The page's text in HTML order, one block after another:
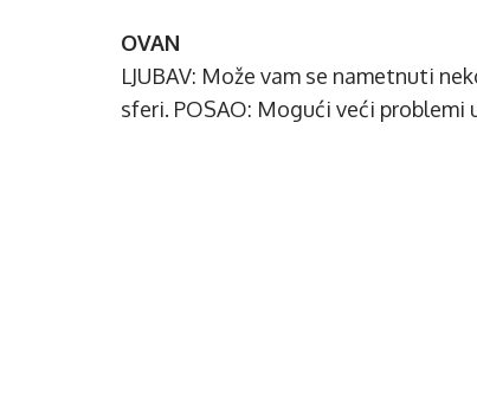
OVAN
LJUBAV: Može vam se nametnuti
sferi. POSAO: Mogući veći problemi